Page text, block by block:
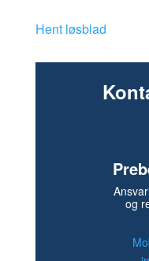
Hent løsblad
og